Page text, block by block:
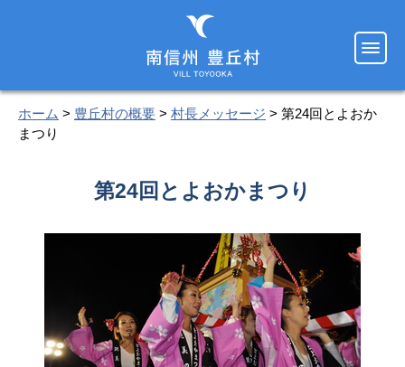
ホーム > 豊丘村の概要 > 村長メッセージ > 第24回とよおか
まつり
第24回とよおかまつり